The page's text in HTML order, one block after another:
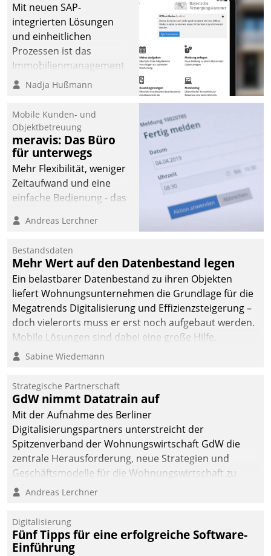
Mit neuen SAP-
integrierten Lösungen
und einheitlichen
Prozessen ist das
Immobilienmanagement
der Bayerischen
Ressort Kapitalanlage für
künftige Aufgaben und
Herausforderungen
gerüstet.
Nadja Hußmann
Mobile Kunden- und
Objektbetreuung
meravis: Das Büro
für unterwegs
Mehr Flexibilität, weniger
Zeitaufwand und eine
einfache Bedienung - das
Cockpit für mobile
Datatrain. Die meravis
Wohnungsbau- und
Immobilien GmbH hat
sich dabei für den Betrieb
der Lösung über die SAP
Cloud Platform
entschieden - als erstes
Unternehmen am
Andreas Lerchner
Bestandsdaten
Mehr Wert auf den Datenbestand legen
Ein belastbarer Datenbestand zu ihren Objekten
liefert Wohnungsunternehmen die Grundlage für die
Megatrends Digitalisierung und Effizienzsteigerung –
doch vielerorts muss er erst noch aufgebaut werden.
Mobile Lösungen sind dabei eine große Hilfe.
Sabine Wiedemann
Strategische Partnerschaft
GdW nimmt Datatrain auf
Mit der Aufnahme des Berliner
Digitalisierungspartners unterstreicht der
Spitzenverband der Wohnungswirtschaft GdW die
zentrale Herausforderung, neue Strategien und
Geschäftsmodelle für die Wohnungswirtschaft zu
entwickeln.
Andreas Lerchner
Digitalisierung
Fünf Tipps für eine erfolgreiche Software-
Einführung